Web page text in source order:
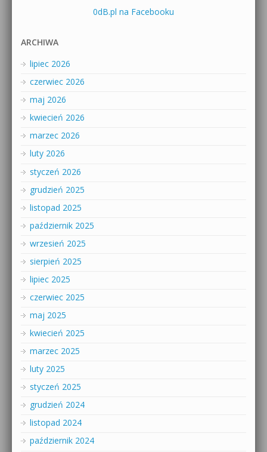
0dB.pl na Facebooku
ARCHIWA
lipiec 2026
czerwiec 2026
maj 2026
kwiecień 2026
marzec 2026
luty 2026
styczeń 2026
grudzień 2025
listopad 2025
październik 2025
wrzesień 2025
sierpień 2025
lipiec 2025
czerwiec 2025
maj 2025
kwiecień 2025
marzec 2025
luty 2025
styczeń 2025
grudzień 2024
listopad 2024
październik 2024